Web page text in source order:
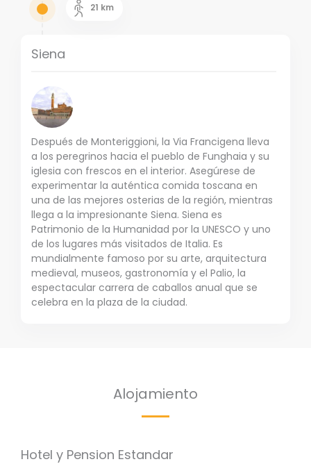
21 km
Siena
Después de Monteriggioni, la Via Francigena lleva
a los peregrinos hacia el pueblo de Funghaia y su
iglesia con frescos en el interior. Asegúrese de
experimentar la auténtica comida toscana en
una de las mejores osterias de la región, mientras
llega a la impresionante Siena. Siena es
Patrimonio de la Humanidad por la UNESCO y uno
de los lugares más visitados de Italia. Es
mundialmente famoso por su arte, arquitectura
medieval, museos, gastronomía y el Palio, la
espectacular carrera de caballos anual que se
celebra en la plaza de la ciudad.
Alojamiento
Hotel y Pension Estandar